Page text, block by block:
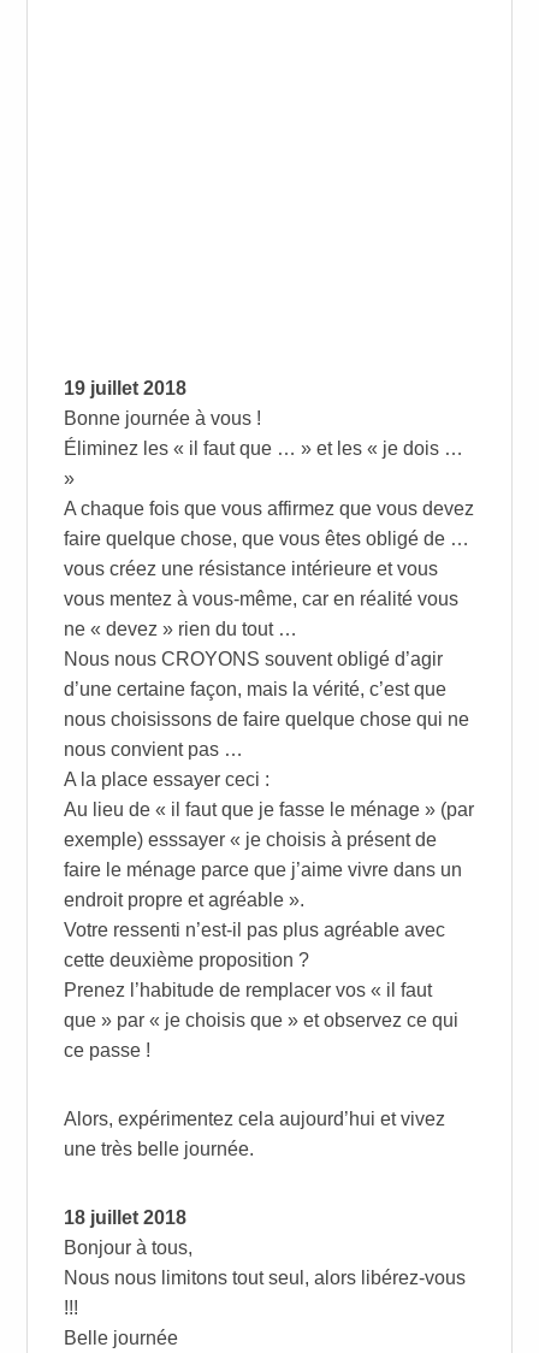
19 juillet 2018
Bonne journée à vous !
Éliminez les « il faut que … » et les « je dois …
»
A chaque fois que vous affirmez que vous devez
faire quelque chose, que vous êtes obligé de …
vous créez une résistance intérieure et vous
vous mentez à vous-même, car en réalité vous
ne « devez » rien du tout …
Nous nous CROYONS souvent obligé d’agir
d’une certaine façon, mais la vérité, c’est que
nous choisissons de faire quelque chose qui ne
nous convient pas …
A la place essayer ceci :
Au lieu de « il faut que je fasse le ménage » (par
exemple) esssayer « je choisis à présent de
faire le ménage parce que j’aime vivre dans un
endroit propre et agréable ».
Votre ressenti n’est-il pas plus agréable avec
cette deuxième proposition ?
Prenez l’habitude de remplacer vos « il faut
que » par « je choisis que » et observez ce qui
ce passe !
Alors, expérimentez cela aujourd’hui et vivez
une très belle journée.
18 juillet 2018
Bonjour à tous,
Nous nous limitons tout seul, alors libérez-vous
!!!
Belle journée